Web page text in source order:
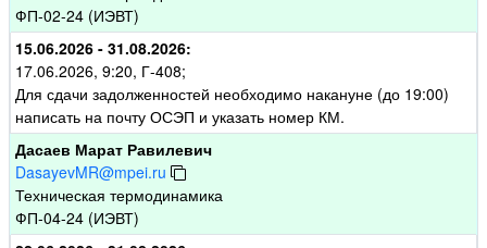
ФП-02-24 (ИЭВТ)
15.06.2026 - 31.08.2026:
17.06.2026, 9:20, Г-408;
Для сдачи задолженностей необходимо накануне (до 19:00)
написать на почту ОСЭП и указать номер КМ.
Дасаев Марат Равилевич
DasayevMR@mpei.ru
Техническая термодинамика
ФП-04-24 (ИЭВТ)